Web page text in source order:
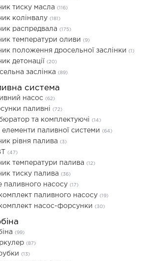
тиску масла (116)
колінвалу (181)
распредвала (175)
температури оливи (9)
положення дросельної заслінки (1)
детонації (20)
заслінка (89)
система
насос (62)
паливні (72)
та комплектуючі (14)
елементи паливної системи (64)
рівня палива (3)
(47)
температури палива (12)
тиску палива (36)
паливного насосу (17)
паливного насосу (19)
насос-форсунки (30)
(99)
(87)
(13)